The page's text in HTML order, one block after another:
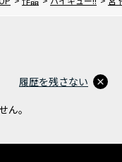
ん。
履歴を残さない